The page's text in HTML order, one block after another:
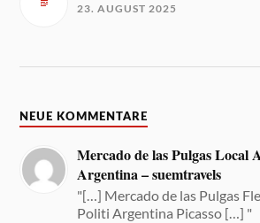
23. AUGUST 2025
NEUE KOMMENTARE
Mercado de las Pulgas Local
Argentina – suemtravels
"[…] Mercado de las Pulgas
Politi Argentina Picasso […] "